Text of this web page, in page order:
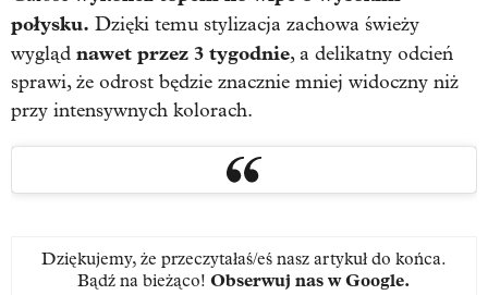
połysku. Dzięki temu stylizacja zachowa świeży
wygląd nawet przez 3 tygodnie, a delikatny odcień
sprawi, że odrost będzie znacznie mniej widoczny niż
przy intensywnych kolorach.
Dziękujemy, że przeczytałaś/eś nasz artykuł do końca.
Bądź na bieżąco! Obserwuj nas w Google.